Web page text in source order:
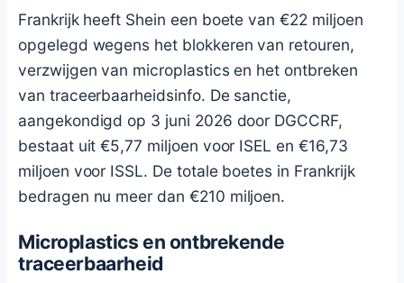
Frankrijk heeft Shein een boete van €22 miljoen
opgelegd wegens het blokkeren van retouren,
verzwijgen van microplastics en het ontbreken
van traceerbaarheidsinfo. De sanctie,
aangekondigd op 3 juni 2026 door DGCCRF,
bestaat uit €5,77 miljoen voor ISEL en €16,73
miljoen voor ISSL. De totale boetes in Frankrijk
bedragen nu meer dan €210 miljoen.
Microplastics en ontbrekende
traceerbaarheid